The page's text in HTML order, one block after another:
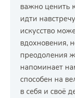
важно ценить
идти
искусство
вдохновения,
преодоления
напоминает
способен на
в себя и своё